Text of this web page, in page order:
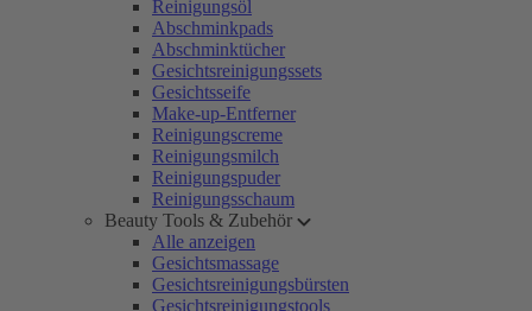
Reinigungsöl
Abschminkpads
Abschminktücher
Gesichtsreinigungssets
Gesichtsseife
Make-up-Entferner
Reinigungscreme
Reinigungsmilch
Reinigungspuder
Reinigungsschaum
Beauty Tools & Zubehör
Alle anzeigen
Gesichtsmassage
Gesichtsreinigungsbürsten
Gesichtsreinigungstools